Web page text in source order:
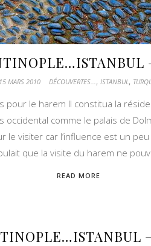
15 MARS 2010 DÉCOUVERTES..., ISTANBUL,
le harem Il constitua la
comme le palais de
visiter car l’influence est un
que la visite du harem ne
READ MORE